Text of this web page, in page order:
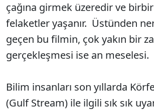
çağına girmek üzeredir ve
felaketler yaşanır. Üstünden
geçen bu filmin, çok yakın bir
gerçekleşmesi ise an meselesi.
Bilim insanları son yıllarda
(Gulf Stream) ile ilgili sık sık